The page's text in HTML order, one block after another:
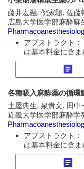
藤井宏融, 倪家驤, 佐藤
広島大学医学部麻酔蘇
アブストラクト
は基本料金に含ま
article
各種吸入麻酔薬の循環
土屋典生, 泉貴文, 田
近畿大学医学部麻酔学
アブストラクト
は基本料金に含ま
article